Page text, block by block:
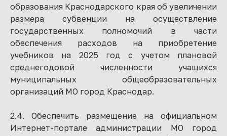
образования Краснодарского края об увеличении
размера субвенции на осуществление
государственных полномочий в части
обеспечения расходов на приобретение
учебников на 2025 год с учетом плановой
среднегодовой численности учащихся
муниципальных общеобразовательных
организаций МО город Краснодар.
2.4. Обеспечить размещение на официальном
Интернет-портале администрации МО город